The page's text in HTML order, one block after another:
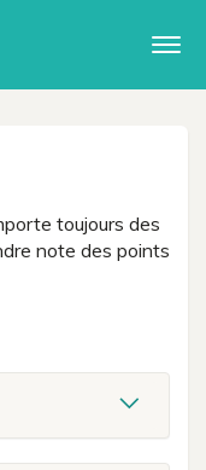
toujours des
note des points